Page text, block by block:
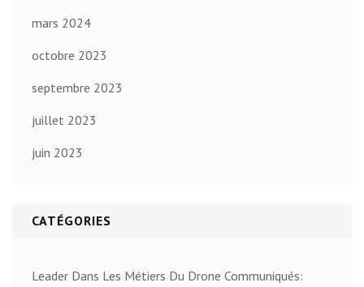
mars 2024
octobre 2023
septembre 2023
juillet 2023
juin 2023
CATÉGORIES
Leader Dans Les Métiers Du Drone Communiqués: